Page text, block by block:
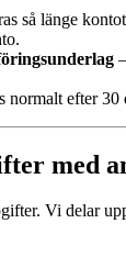
så länge
normalt efter 30
med
Vi delar